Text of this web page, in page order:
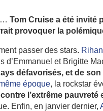
Tom Cruise a été invité
provoquer la
passer des stars.
d’Emmanuel et Brigitte
défavorisés, et de
époque, la rockstar
contre l’extrême pauvreté
Enfin, en janvier dernier,